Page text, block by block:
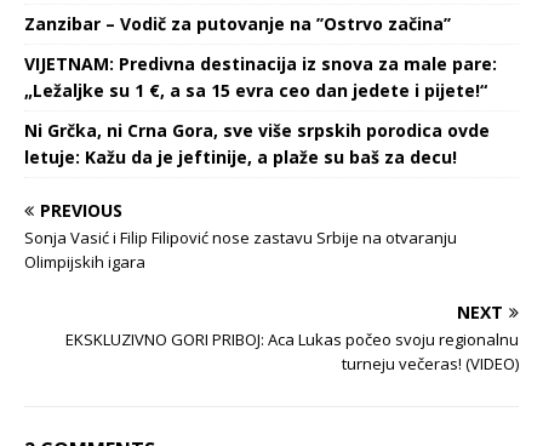
Zanzibar – Vodič za putovanje na ’’Ostrvo začina’’
VIJETNAM: Predivna destinacija iz snova za male pare:
„Ležaljke su 1 €, a sa 15 evra ceo dan jedete i pijete!“
Ni Grčka, ni Crna Gora, sve više srpskih porodica ovde
letuje: Kažu da je jeftinije, a plaže su baš za decu!
PREVIOUS
Sonja Vasić i Filip Filipović nose zastavu Srbije na otvaranju
Olimpijskih igara
NEXT
EKSKLUZIVNO GORI PRIBOJ: Aca Lukas počeo svoju regionalnu
turneju večeras! (VIDEO)